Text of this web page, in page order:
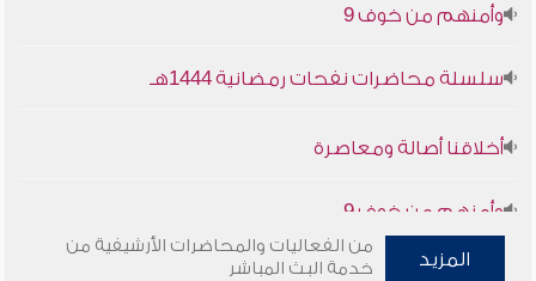
سلسلة محاضرات نفحات رمضانية 1444هـ
المزيد
من الفعاليات والمحاضرات الأرشيفية من
خدمة البث المباشر